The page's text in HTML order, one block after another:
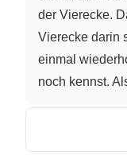
der Vierecke.
Vierecke darin
einmal
noch kennst.
mit vier gleich
wir auch schon